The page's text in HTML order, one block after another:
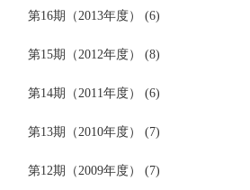
第16期（2013年度） (6)
第15期（2012年度） (8)
第14期（2011年度） (6)
第13期（2010年度） (7)
第12期（2009年度） (7)